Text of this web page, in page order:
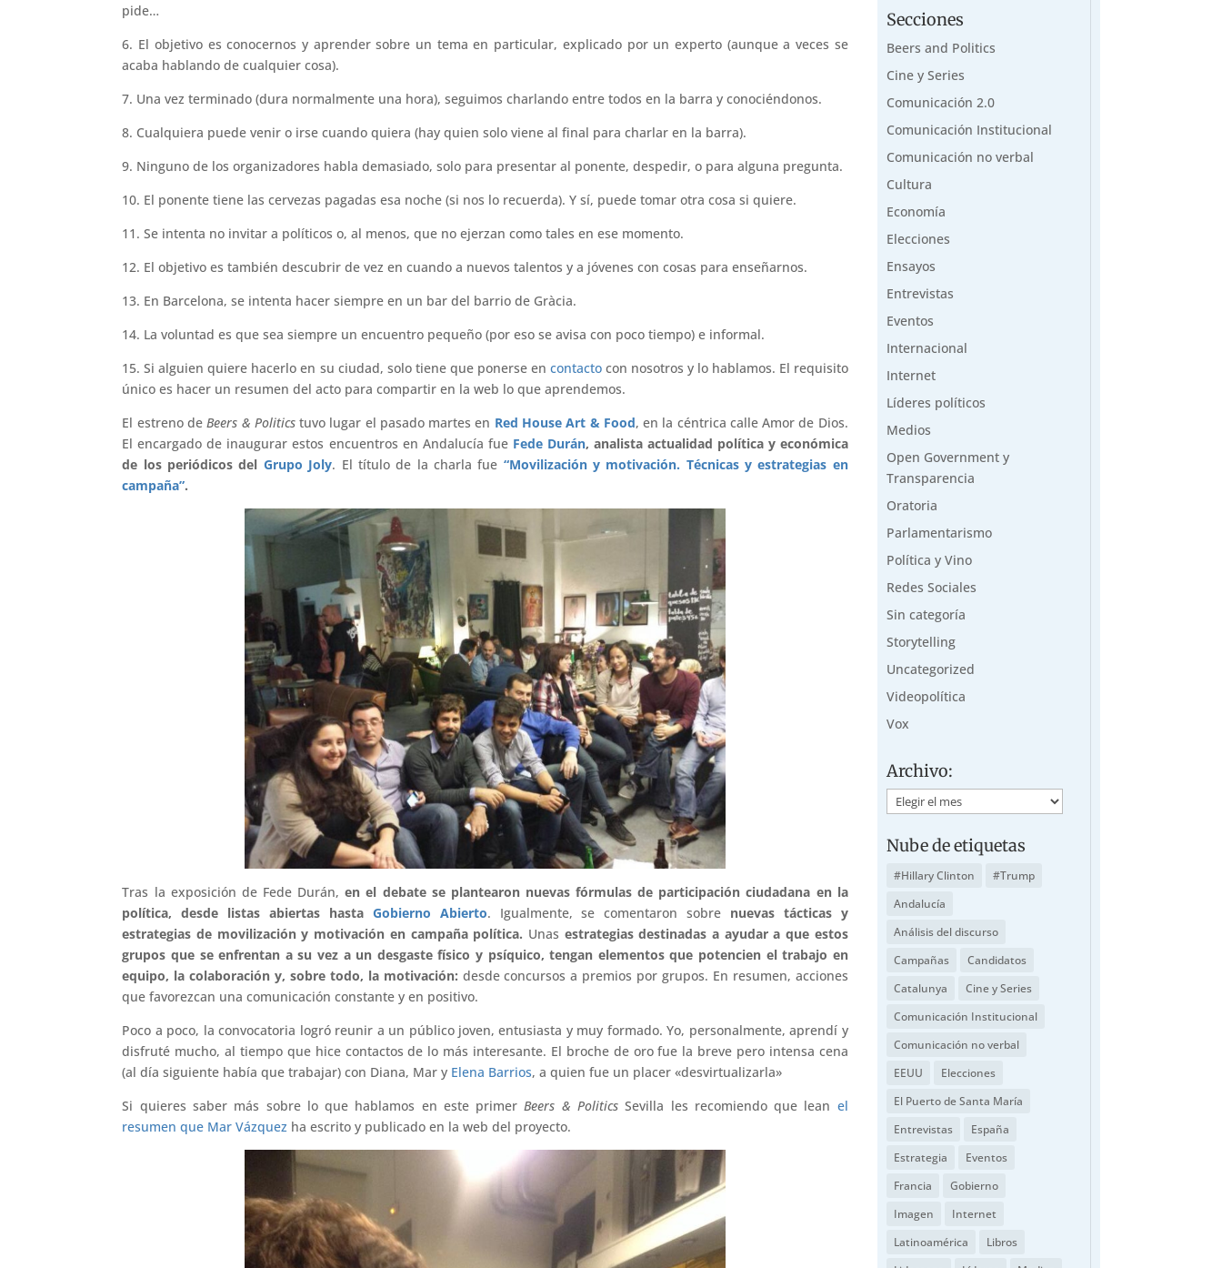
pide…
6. El objetivo es conocernos y aprender sobre un tema en particular, explicado por un experto (aunque a veces se
acaba hablando de cualquier cosa).
7. Una vez terminado (dura normalmente una hora), seguimos charlando entre todos en la barra y conociéndonos.
8. Cualquiera puede venir o irse cuando quiera (hay quien solo viene al final para charlar en la barra).
9. Ninguno de los organizadores habla demasiado, solo para presentar al ponente, despedir, o para alguna pregunta.
10. El ponente tiene las cervezas pagadas esa noche (si nos lo recuerda). Y sí, puede tomar otra cosa si quiere.
11. Se intenta no invitar a políticos o, al menos, que no ejerzan como tales en ese momento.
12. El objetivo es también descubrir de vez en cuando a nuevos talentos y a jóvenes con cosas para enseñarnos.
13. En Barcelona, se intenta hacer siempre en un bar del barrio de Gràcia.
14. La voluntad es que sea siempre un encuentro pequeño (por eso se avisa con poco tiempo) e informal.
15. Si alguien quiere hacerlo en su ciudad, solo tiene que ponerse en contacto con nosotros y lo hablamos. El requisito
único es hacer un resumen del acto para compartir en la web lo que aprendemos.
El estreno deBeers & Politicstuvo lugar el pasado martes en Red House Art & Food, en la céntrica calle Amor de Dios.
El encargado de inaugurar estos encuentros en Andalucía fue Fede Durán, analista actualidad política y económica
de los periódicos del Grupo Joly. El título de la charla fue “Movilización y motivación. Técnicas y estrategias en
campaña”.
Tras la exposición de Fede Durán,en el debate se plantearon nuevas fórmulas de participación ciudadana en la
política, desde listas abiertas hasta Gobierno Abierto. Igualmente, se comentaron sobre nuevas tácticas y
estrategias de movilización y motivación en campaña política. Unas estrategias destinadas a ayudar a que estos
grupos que se enfrentan a su vez a un desgaste físico y psíquico, tengan elementos que potencien el trabajo en
equipo, la colaboración y, sobre todo, la motivación: desde concursos a premios por grupos. En resumen, acciones
que favorezcan una comunicación constante y en positivo.
Poco a poco, la convocatoria logró reunir a un público joven, entusiasta y muy formado. Yo, personalmente, aprendí y
disfruté mucho, al tiempo que hice contactos de lo más interesante. El broche de oro fue la breve pero intensa cena
(al día siguiente había que trabajar) con Diana, Mar y Elena Barrios, a quien fue un placer «desvirtualizarla»
Si quieres saber más sobre lo que hablamos en este primerBeers & Politics Sevilla les recomiendo que lean el
resumen que Mar Vázquez ha escrito y publicado en la web del proyecto.
Secciones
Beers and Politics
Cine y Series
Comunicación 2.0
Comunicación Institucional
Comunicación no verbal
Cultura
Economía
Elecciones
Ensayos
Entrevistas
Eventos
Internacional
Internet
Líderes políticos
Medios
Open Government y
Transparencia
Oratoria
Parlamentarismo
Política y Vino
Redes Sociales
Sin categoría
Storytelling
Uncategorized
Videopolítica
Vox
Archivo:
Archivo:
Nube de etiquetas
#Hillary Clinton
#Trump
Andalucía
Análisis del discurso
Campañas
Candidatos
Catalunya
Cine y Series
Comunicación Institucional
Comunicación no verbal
EEUU
Elecciones
El Puerto de Santa María
Entrevistas
España
Estrategia
Eventos
Francia
Gobierno
Imagen
Internet
Latinoamérica
Libros